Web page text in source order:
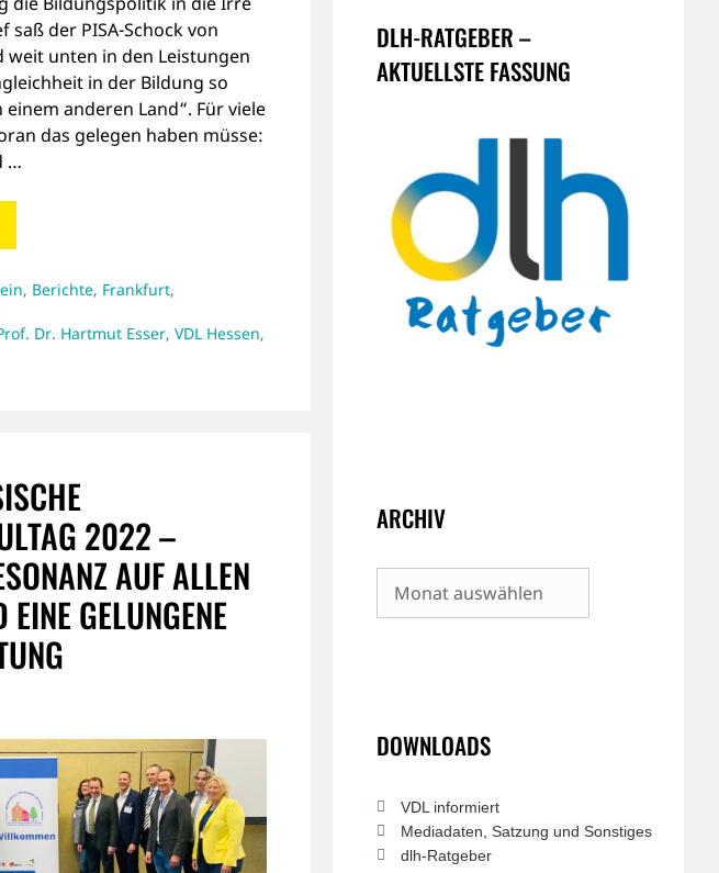
saß der PISA-Schock von
weit unten in den Leistungen
in der Bildung so
anderen Land“. Für viele
das gelegen haben müsse:
…
, Berichte, Frankfurt,
Dr. Hartmut Esser,VDL Hessen,
2022 –
AUF ALLEN
EINE GELUNGENE
DLH-RATGEBER –
AKTUELLSTE FASSUNG
ARCHIV
Archiv
DOWNLOADS
VDL informiert
Mediadaten, Satzung und Sonstiges
dlh-Ratgeber